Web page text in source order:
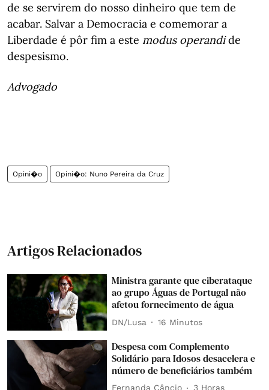
de se servirem do nosso dinheiro que tem de
acabar. Salvar a Democracia e comemorar a
Liberdade é pôr fim a este modus operandide
despesismo.
Advogado
Opini�o Opini�o: Nuno Pereira da Cruz
Artigos Relacionados
Ministra garante que ciberataque
ao grupo Águas de Portugal não
afetou fornecimento de água
DN/Lusa 16 Minutos
Despesa com Complemento
Solidário para Idosos desacelera e
número de beneficiários também
Fernanda Câncio 3 Horas